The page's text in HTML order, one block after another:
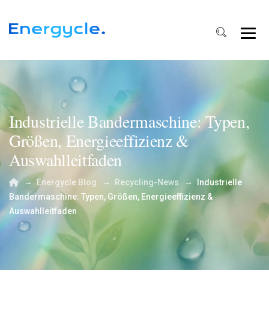
Industrielle Bandermaschine: Typen,
Größen, Energieeffizienz &
Auswahlleitfaden
→ Energycle Blog → Recycling-News →
Industrielle
Bandermaschine: Typen, Größen, Energieeffizienz &
Auswahlleitfaden